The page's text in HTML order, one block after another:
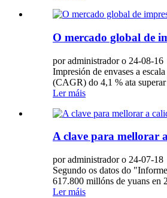
O mercado global de
por administrador o 24-08-16
Impresión de envases a
(CAGR) do 4,1 % ata
Ler máis
A clave para mellorar
por administrador o 24-07-18
Segundo os datos do
617.800 millóns de yuans en
Ler máis